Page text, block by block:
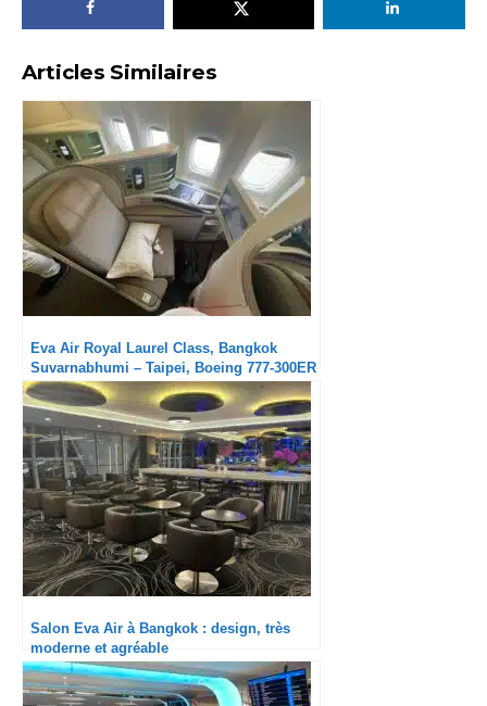
Articles Similaires
Eva Air Royal Laurel Class, Bangkok
Suvarnabhumi – Taipei, Boeing 777-300ER
: Excellent en tous points
Salon Eva Air à Bangkok : design, très
moderne et agréable